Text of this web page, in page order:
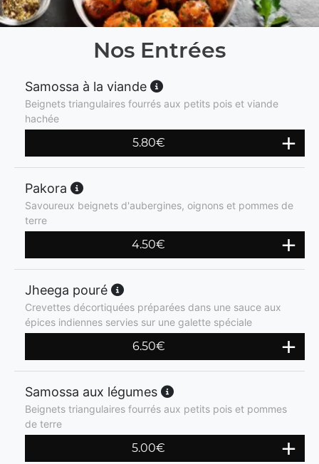
Nos Entrées
Samossa à la viande
Beignets triangulaires fourrés aux petits pois et viande
hachée
5.80€
Pakora
Savoureux beignets d'aubergines, oignons et pommes de
terre
4.50€
Jheega pouré
Crevettes décortiquées préparées dans une sauce aux
épices indiennes servies sur une galette spéciale
6.50€
Samossa aux légumes
Beignets triangulaires fourrés aux petits pois et pommes
de terre
5.00€